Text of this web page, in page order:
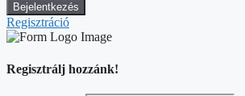
Regisztráció
Regisztrálj hozzánk!